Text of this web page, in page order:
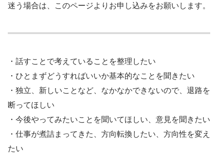
迷う場合は、このページよりお申し込みをお願いします。
・話すことで考えていることを整理したい
・ひとまずどうすればいいか基本的なことを聞きたい
・独立、新しいことなど、なかなかできないので、退路を
断ってほしい
・今後やってみたいことを聞いてほしい、意見を聞きたい
・仕事が煮詰まってきた、方向転換したい、方向性を変え
たい